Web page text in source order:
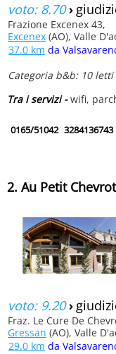
voto: 8.70›
Frazione Excenex 43,
Excenex (AO), Valle
37.0 km da
Categoria b&b: 10 letti
Tra i servizi -wifi,
0165/51042 3284136743
2. Au Petit Chevrot
voto: 9.20›
Fraz. Le Cure De
Gressan (AO), Valle
29.0 km da